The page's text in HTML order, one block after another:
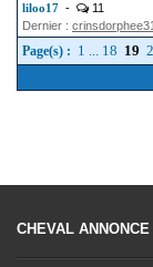
liloo17 -
11
Dernier : crinsdorphee31
Page(s) : 1 ... 18 19
CHEVAL ANNONCE